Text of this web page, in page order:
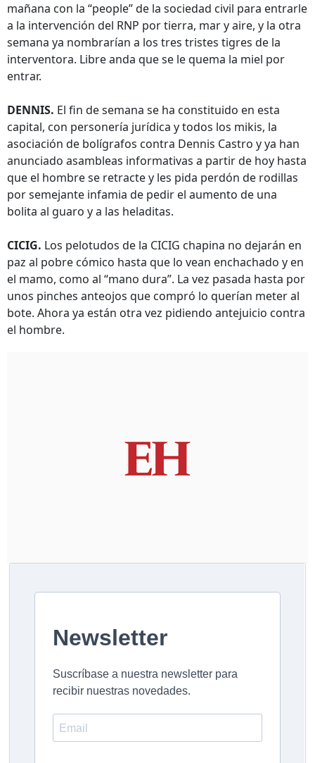
mañana con la “people” de la sociedad civil para entrarle
a la intervención del RNP por tierra, mar y aire, y la otra
semana ya nombrarían a los tres tristes tigres de la
interventora. Libre anda que se le quema la miel por
entrar.
DENNIS. El fin de semana se ha constituido en esta
capital, con personería jurídica y todos los mikis, la
asociación de bolígrafos contra Dennis Castro y ya han
anunciado asambleas informativas a partir de hoy hasta
que el hombre se retracte y les pida perdón de rodillas
por semejante infamia de pedir el aumento de una
bolita al guaro y a las heladitas.
CICIG. Los pelotudos de la CICIG chapina no dejarán en
paz al pobre cómico hasta que lo vean enchachado y en
el mamo, como al “mano dura”. La vez pasada hasta por
unos pinches anteojos que compró lo querían meter al
bote. Ahora ya están otra vez pidiendo antejuicio contra
el hombre.